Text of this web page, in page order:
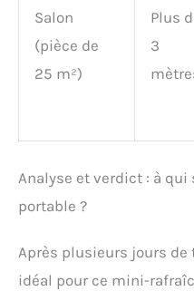
Salon
(pièce de
25 m²)
Plus
3
Analyse et verdict : à
portable ?
Après plusieurs jours
idéal pour ce mini-